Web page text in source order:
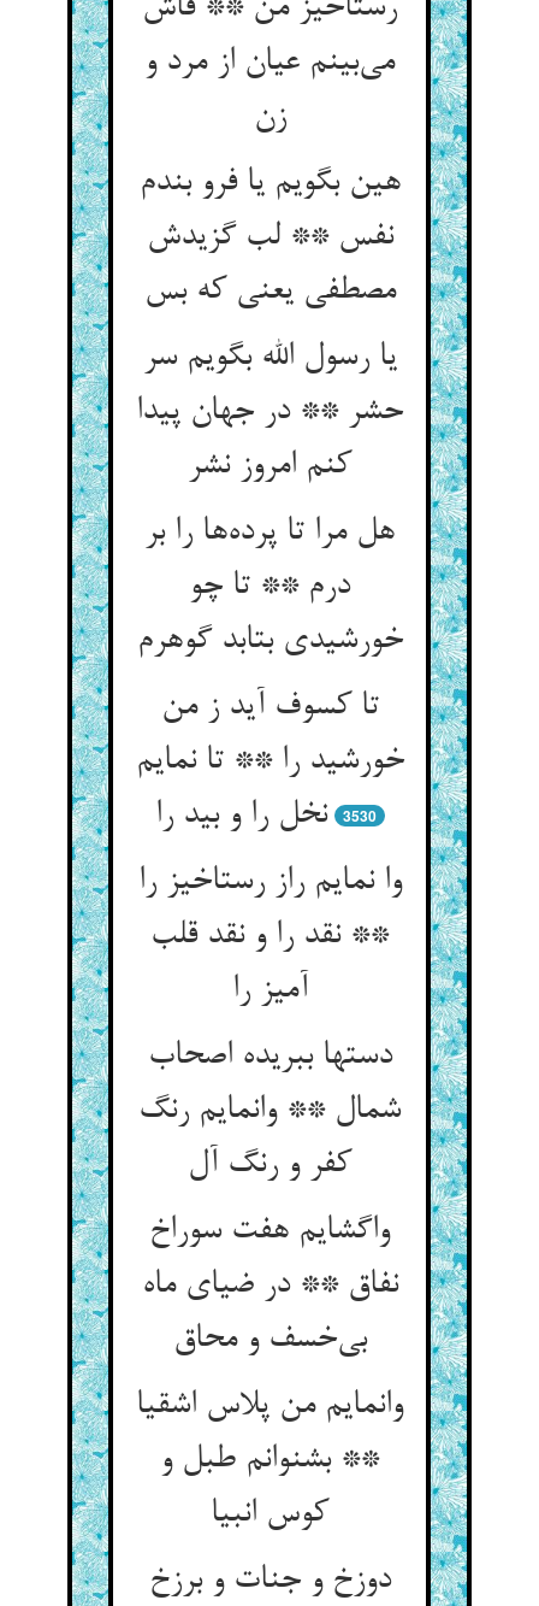
رستاخیز من ** فاش
می‌‌بینم عیان از مرد و
زن‌‌
هین بگویم یا فرو بندم
نفس ** لب گزیدش
مصطفی یعنی که بس‌‌
یا رسول الله بگویم سر
حشر ** در جهان پیدا
کنم امروز نشر
هل مرا تا پرده‌‌ها را بر
درم ** تا چو
خورشیدی بتابد گوهرم‌‌
تا کسوف آید ز من
خورشید را ** تا نمایم
نخل را و بید را
3530
وا نمایم راز رستاخیز را
** نقد را و نقد قلب
آمیز را
دستها ببریده اصحاب
شمال ** وانمایم رنگ
واگشایم هفت سوراخ
نفاق ** در ضیای ماه
بی‌‌خسف و محاق‌‌
وانمایم من پلاس اشقیا
** بشنوانم طبل و
کوس انبیا
دوزخ و جنات و برزخ